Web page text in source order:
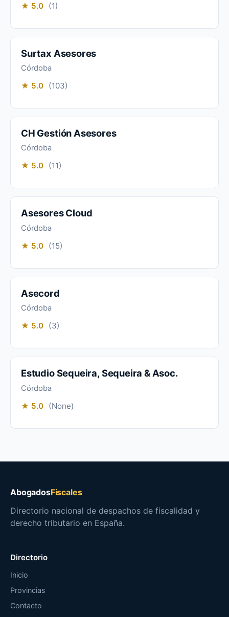
★ 5.0 (1)
Surtax Asesores
Córdoba
★ 5.0 (103)
CH Gestión Asesores
Córdoba
★ 5.0 (11)
Asesores Cloud
Córdoba
★ 5.0 (15)
Asecord
Córdoba
★ 5.0 (3)
Estudio Sequeira, Sequeira & Asoc.
Córdoba
★ 5.0 (None)
AbogadosFiscales
Directorio nacional de despachos de fiscalidad y
derecho tributario en España.
Directorio
Inicio
Provincias
Contacto